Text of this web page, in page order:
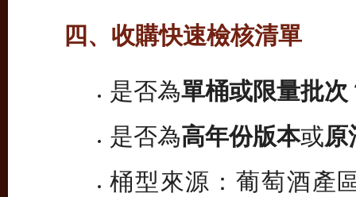
四、收購快速檢核清單
是否為單桶或限量批次
是否為高年份版本或原
桶型來源：葡萄酒產